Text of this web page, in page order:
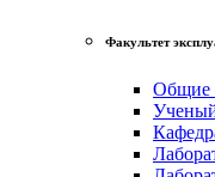
Факультет
Общие